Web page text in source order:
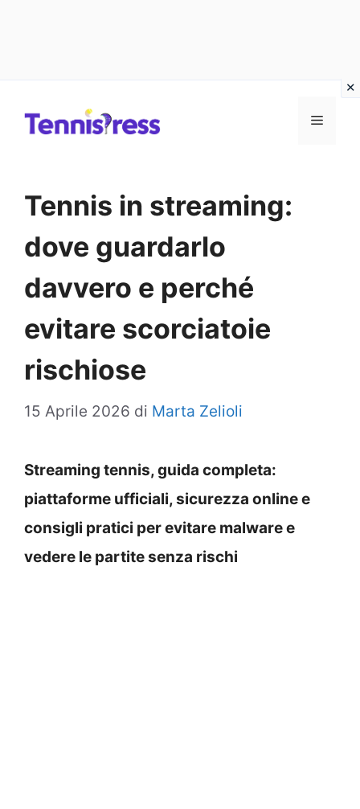
MENU
Tennis in streaming:
dove guardarlo
davvero e perché
evitare scorciatoie
rischiose
15 Aprile 2026 di Marta Zelioli
Streaming tennis, guida completa:
piattaforme ufficiali, sicurezza online e
consigli pratici per evitare malware e
vedere le partite senza rischi